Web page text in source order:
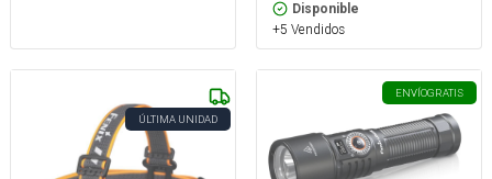
Disponible
+5 Vendidos
ÚLTIMA UNIDAD
ENVÍOGRATIS